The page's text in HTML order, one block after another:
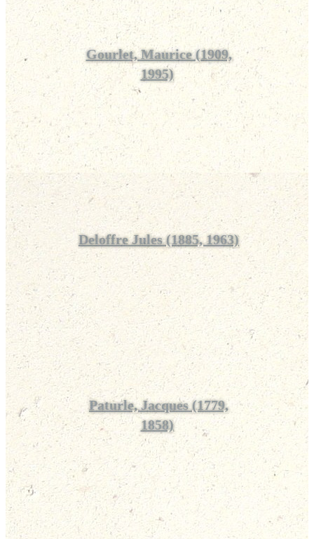
Gourlet, Maurice (1909,
1995)
Deloffre Jules (1885, 1963)
Paturle, Jacques (1779,
1858)